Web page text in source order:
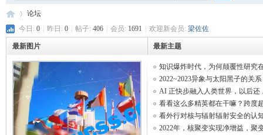
»
论坛
今日: 0 昨日: 0 帖子: 406 会员: 1691 欢迎新会员: 梁佐佐
最新图片 最新主题
知识爆炸时代，为何颠覆性研究
2022~2023异象与太阳黑子的关系
AI 正快步融入人类世界，以后还
看看这么多精英都在干嘛？跨度
看外行对核与辐射辐射安全的认
2022年，核聚变实现净增益，聚